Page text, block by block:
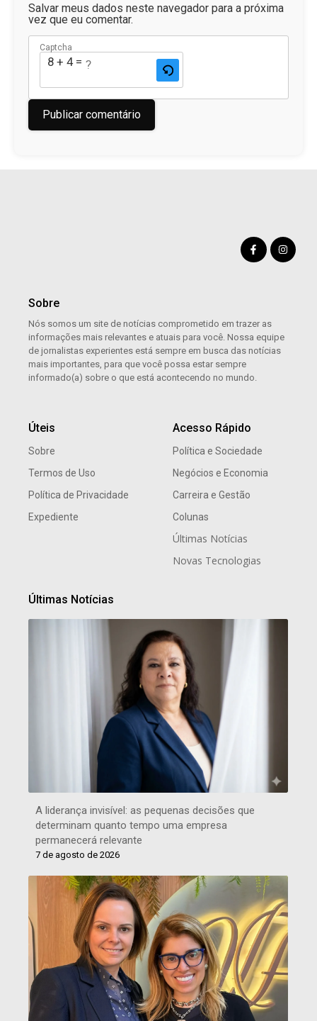
Salvar meus dados neste navegador para a próxima
vez que eu comentar.
Captcha
8 + 4 = ?
Sobre
Nós somos um site de notícias comprometido em trazer as
informações mais relevantes e atuais para você. Nossa equipe
de jornalistas experientes está sempre em busca das notícias
mais importantes, para que você possa estar sempre
informado(a) sobre o que está acontecendo no mundo.
Úteis
Sobre
Termos de Uso
Política de Privacidade
Expediente
Acesso Rápido
Política e Sociedade
Negócios e Economia
Carreira e Gestão
Colunas
Últimas Notícias
Novas Tecnologias
Últimas Notícias
A liderança invisível: as pequenas decisões que
determinam quanto tempo uma empresa
permanecerá relevante
7 de agosto de 2026